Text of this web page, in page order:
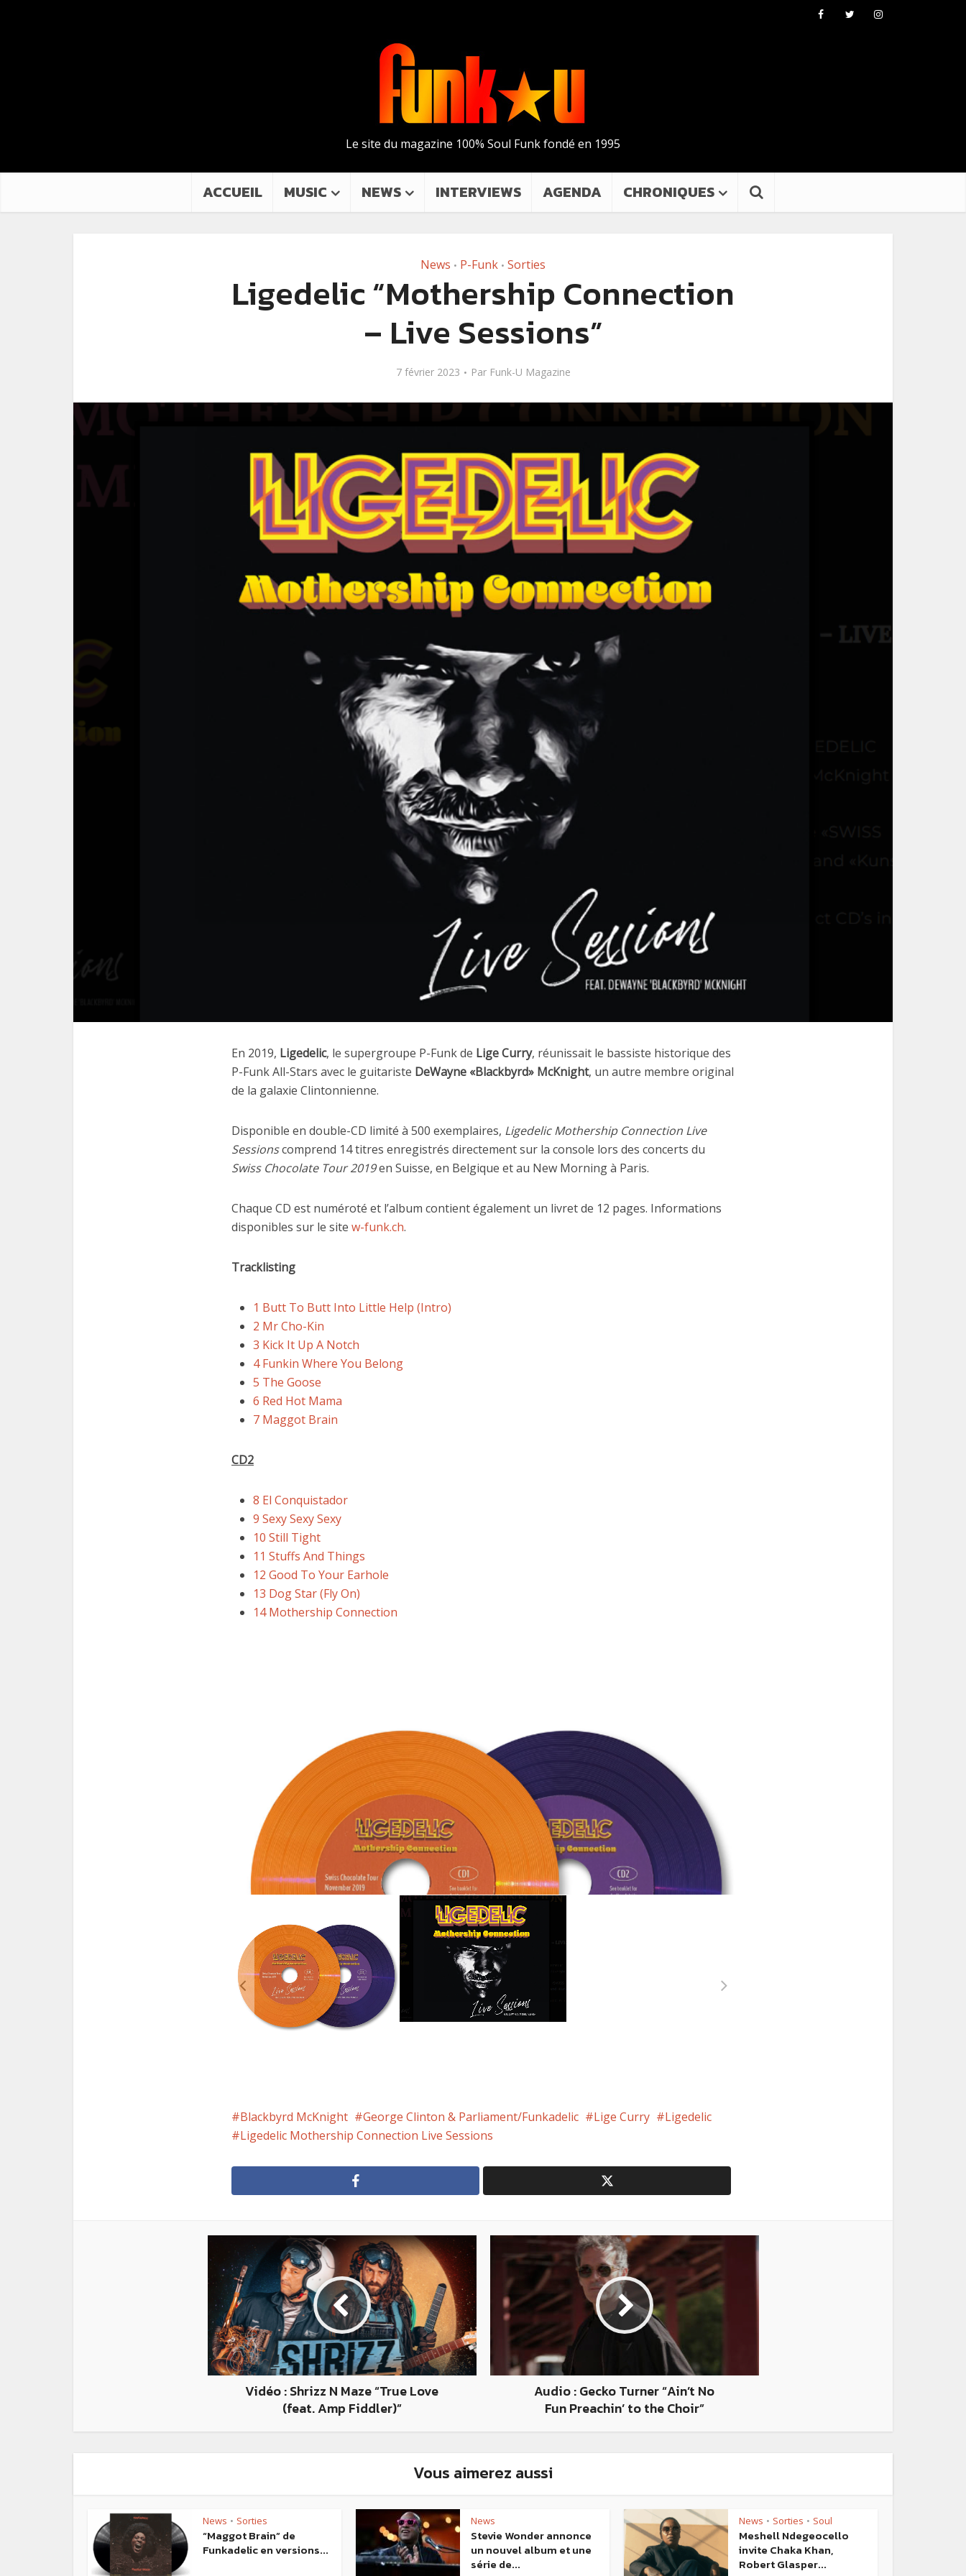
Le site du magazine 100% Soul Funk fondé en 1995
ACCUEIL MUSIC NEWS INTERVIEWS AGENDA CHRONIQUES
News • P-Funk • Sorties
Ligedelic “Mothership Connection
– Live Sessions”
7 février 2023 Par Funk-U Magazine
En 2019, Ligedelic, le supergroupe P-Funk de Lige Curry, réunissait le bassiste historique des
P-Funk All-Stars avec le guitariste DeWayne «Blackbyrd» McKnight, un autre membre original
de la galaxie Clintonnienne.
Disponible en double-CD limité à 500 exemplaires, Ligedelic Mothership Connection Live
Sessionscomprend 14 titres enregistrés directement sur la console lors des concerts du
Swiss Chocolate Tour 2019en Suisse, en Belgique et au New Morning à Paris.
Chaque CD est numéroté et l’album contient également un livret de 12 pages. Informations
disponibles sur le site w-funk.ch.
Tracklisting
1 Butt To Butt Into Little Help (Intro)
2 Mr Cho-Kin
3 Kick It Up A Notch
4 Funkin Where You Belong
5 The Goose
6 Red Hot Mama
7 Maggot Brain
CD2
8 El Conquistador
9 Sexy Sexy Sexy
10 Still Tight
11 Stuffs And Things
12 Good To Your Earhole
13 Dog Star (Fly On)
14 Mothership Connection
Blackbyrd McKnight George Clinton & Parliament/Funkadelic Lige Curry
Ligedelic
Ligedelic Mothership Connection Live Sessions
Vidéo : Shrizz N Maze “True Love
(feat. Amp Fiddler)”
Audio : Gecko Turner “Ain’t No
Fun Preachin’ to the Choir”
Vous aimerez aussi
News • Sorties
“Maggot Brain” de
Funkadelic en versions...
News
Stevie Wonder annonce
un nouvel album et une
série de...
News • Sorties • Soul
Meshell Ndegeocello
invite Chaka Khan,
Robert Glasper...